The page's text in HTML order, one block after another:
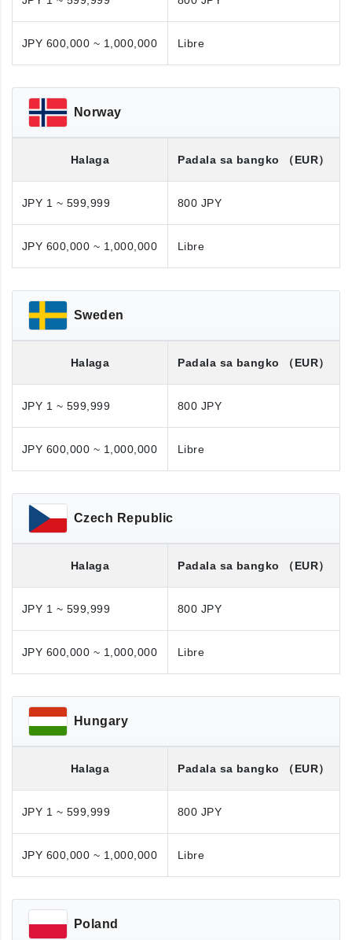
JPY 600,000 ~ 1,000,000 Libre
Norway
Halaga Padala sa bangko （EUR）
JPY 1 ~ 599,999 800 JPY
JPY 600,000 ~ 1,000,000 Libre
Sweden
Halaga Padala sa bangko （EUR）
JPY 1 ~ 599,999 800 JPY
JPY 600,000 ~ 1,000,000 Libre
Czech Republic
Halaga Padala sa bangko （EUR）
JPY 1 ~ 599,999 800 JPY
JPY 600,000 ~ 1,000,000 Libre
Hungary
Halaga Padala sa bangko （EUR）
JPY 1 ~ 599,999 800 JPY
JPY 600,000 ~ 1,000,000 Libre
Poland